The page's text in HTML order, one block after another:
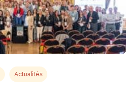
Actualités